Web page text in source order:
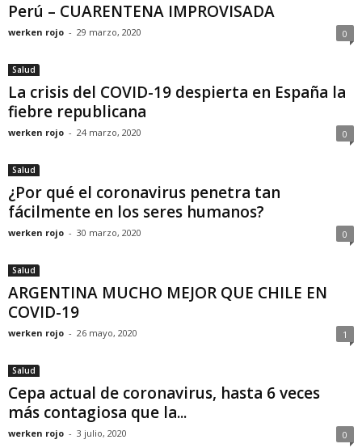
Perú – CUARENTENA IMPROVISADA
werken rojo - 29 marzo, 2020 0
Salud
La crisis del COVID-19 despierta en España la
fiebre republicana
werken rojo - 24 marzo, 2020 0
Salud
¿Por qué el coronavirus penetra tan
fácilmente en los seres humanos?
werken rojo - 30 marzo, 2020 0
Salud
ARGENTINA MUCHO MEJOR QUE CHILE EN
COVID-19
werken rojo - 26 mayo, 2020 1
Salud
Cepa actual de coronavirus, hasta 6 veces
más contagiosa que la...
werken rojo - 3 julio, 2020 0